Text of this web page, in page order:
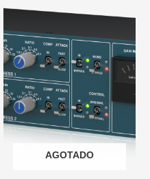
AGOTADO